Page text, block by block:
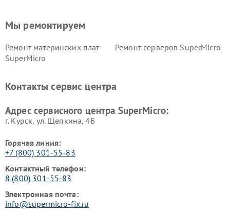
Мы ремонтируем
Ремонт материнских плат
SuperMicro
Ремонт серверов SuperMicro
Контакты сервис центра
Адрес сервисного центра SuperMicro:
г. Курск, ул. Щепкина, 4Б
Горячая линия:
+7 (800) 301-55-83
Контактный телефон:
8 (800) 301-55-83
Электронная почта:
info@supermicro-fix.ru